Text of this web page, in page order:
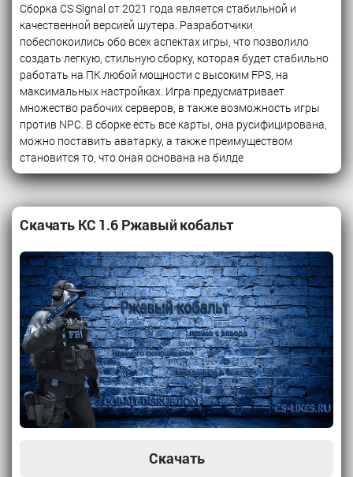
Сборка CS Signal от 2021 года является стабильной и
качественной версией шутера. Разработчики
побеспокоились обо всех аспектах игры, что позволило
создать легкую, стильную сборку, которая будет стабильно
работать на ПК любой мощности с высоким FPS, на
максимальных настройках. Игра предусматривает
множество рабочих серверов, в также возможность игры
против NPC. В сборке есть все карты, она русифицирована,
можно поставить аватарку, а также преимуществом
становится то, что оная основана на билде
Скачать КС 1.6 Ржавый кобальт
Скачать